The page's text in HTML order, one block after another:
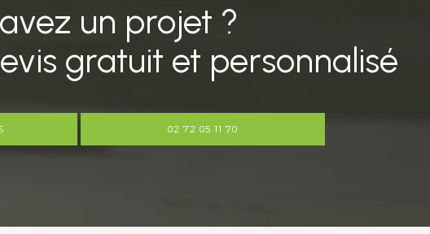
un projet ?
gratuit et personnalisé
02 72 05 11 70